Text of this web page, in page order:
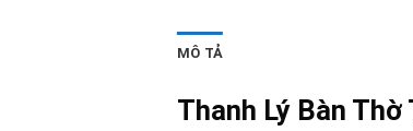
MÔ TẢ
Thanh Lý Bàn Thờ